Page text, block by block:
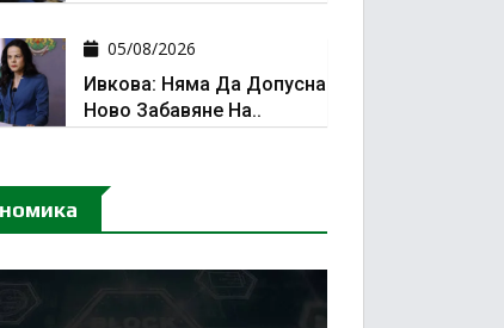
05/08/2026
Ивкова: Няма Да Допусна
Ново Забавяне На..